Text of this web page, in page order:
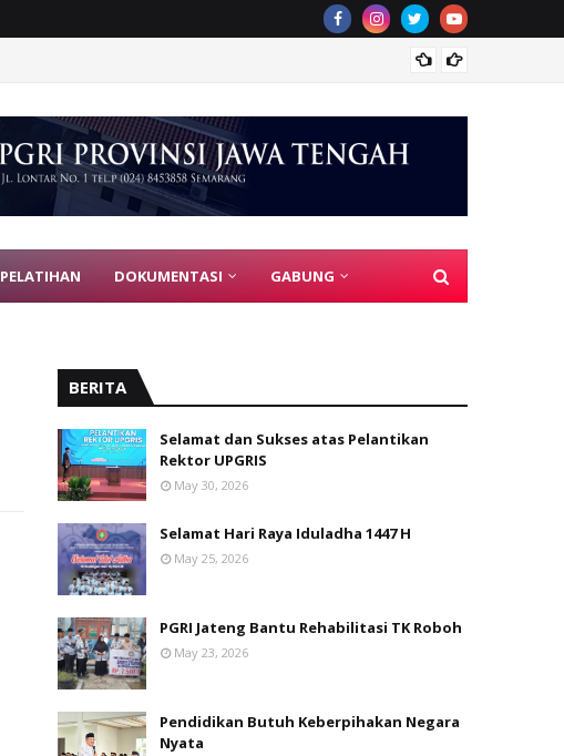
PELATIHAN DOKUMENTASI GABUNG
BERITA
Selamat dan Sukses atas Pelantikan
Rektor UPGRIS
May 30, 2026
Selamat Hari Raya Iduladha 1447 H
May 25, 2026
PGRI Jateng Bantu Rehabilitasi TK Roboh
May 23, 2026
Pendidikan Butuh Keberpihakan Negara
Nyata